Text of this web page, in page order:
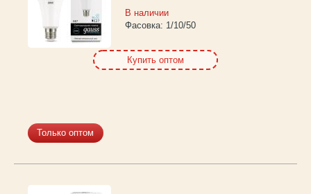
В наличии
Фасовка: 1/10/50
Купить оптом
Только оптом